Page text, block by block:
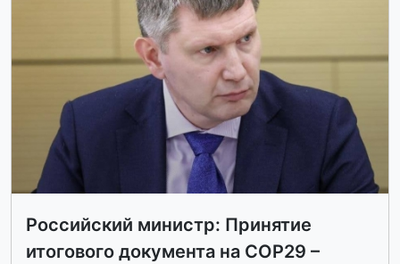
Российский министр: Принятие
итогового документа на COP29 –